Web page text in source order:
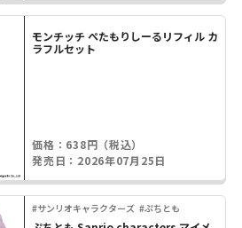
モンチッチ ぺたもりしーるリフィル カ
ラフルセット
価格：638円（税込）
発売日：2026年07月25日
#サンリオキャラクターズ #ぷちとも